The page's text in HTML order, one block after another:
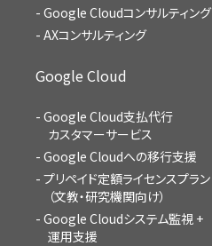
Google Cloudコンサルティング
AXコンサルティング
Google Cloud
Google Cloud支払代行
カスタマーサービス
Google Cloudへの移行支援
プリペイド定額ライセンスプラン
（文教・研究機関向け）
Google Cloudシステム監視 +
運用支援